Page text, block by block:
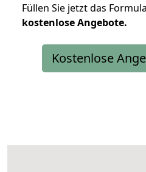
Füllen Sie jetzt das
kostenloseAngebote.
Kostenlose